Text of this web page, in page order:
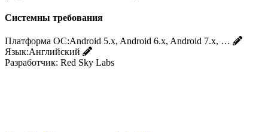
Системны требования
Платформа ОС:Android 5.x, Android 6.x, Android 7.x, …
Язык:Английский
Разработчик: Red Sky Labs